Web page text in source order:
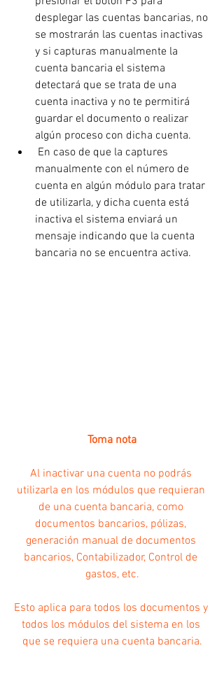
desplegar las cuentas bancarias, no
se mostrarán las cuentas inactivas
y si capturas manualmente la
cuenta bancaria el sistema
detectará que se trata de una
cuenta inactiva y no te permitirá
guardar el documento o realizar
algún proceso con dicha cuenta.
manualmente con el número de
cuenta en algún módulo para tratar
de utilizarla, y dicha cuenta está
inactiva el sistema enviará un
mensaje indicando que la cuenta
bancaria no se encuentra activa.
Toma nota
Al inactivar una cuenta no podrás
utilizarla en los módulos que requieran
de una cuenta bancaria, como
documentos bancarios, pólizas,
generación manual de documentos
bancarios, Contabilizador, Control de
gastos, etc.
Esto aplica para todos los documentos y
todos los módulos del sistema en los
que se requiera una cuenta bancaria.